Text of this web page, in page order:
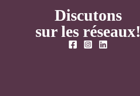
Discutons
sur les réseaux!